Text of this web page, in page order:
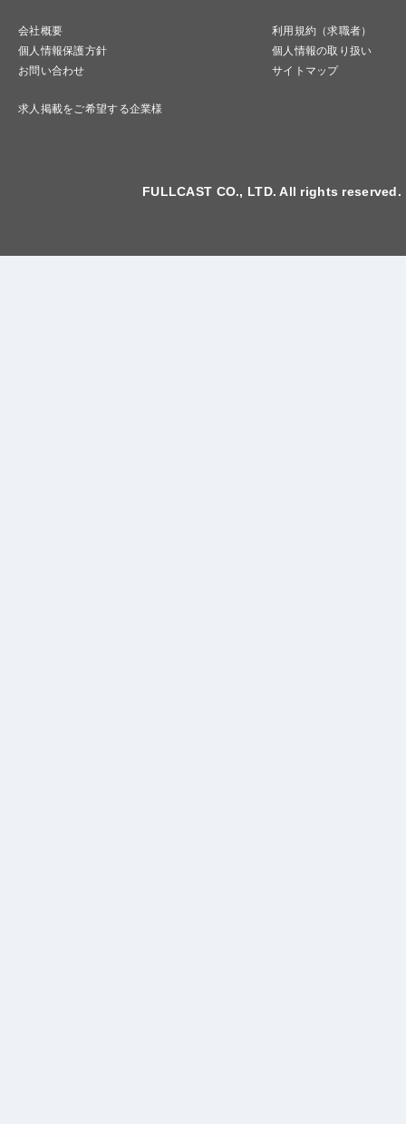
会社概要
利用規約（求職者）
個人情報保護方針
個人情報の取り扱い
お問い合わせ
サイトマップ
求人掲載をご希望する企業様
FULLCAST CO., LTD. All rights reserved.